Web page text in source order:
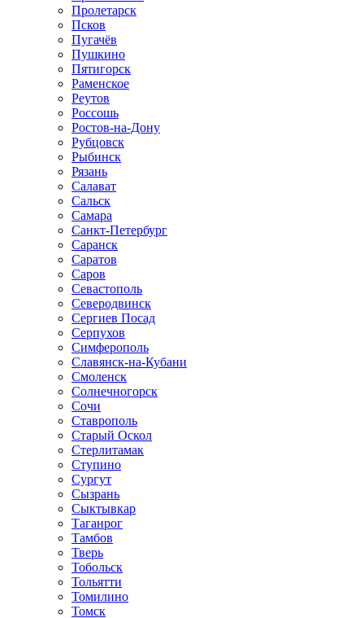
Пролетарск
Псков
Пугачёв
Пушкино
Пятигорск
Раменское
Реутов
Россошь
Ростов-на-Дону
Рубцовск
Рыбинск
Рязань
Салават
Сальск
Самара
Санкт-Петербург
Саранск
Саратов
Саров
Севастополь
Северодвинск
Сергиев Посад
Серпухов
Симферополь
Славянск-на-Кубани
Смоленск
Солнечногорск
Сочи
Ставрополь
Старый Оскол
Стерлитамак
Ступино
Сургут
Сызрань
Сыктывкар
Таганрог
Тамбов
Тверь
Тобольск
Тольятти
Томилино
Томск